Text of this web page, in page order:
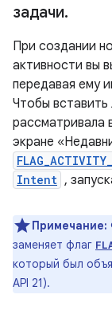
задачи.
При создании
активности вы
передавая ему
Чтобы вставить
рассматривала
экране
Intent ,
Примечание:
заменяет флаг
который был
API 21).